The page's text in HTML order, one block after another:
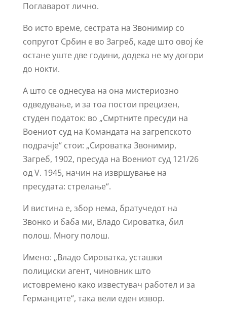
Поглаварот лично.
Во исто време, сестрата на Звонимир со
сопругот Србин е во Загреб, каде што овој ќе
остане уште две години, додека не му догори
до нокти.
А што се однесува на она мистериозно
одведување, и за тоа постои прецизен,
студен податок: во „Смртните пресуди на
Воениот суд на Командата на загрепското
подрачје“ стои: „Сироватка Звонимир,
Загреб, 1902, пресуда на Воениот суд 121/26
од V. 1945, начин на извршување на
пресудата: стрелање“.
И вистина е, збор нема, братучедот на
Звонко и баба ми, Владо Сироватка, бил
полош. Многу полош.
Имено: „Владо Сироватка, усташки
полициски агент, чиновник што
истовремено како известувач работел и за
Германците“, така вели еден извор.